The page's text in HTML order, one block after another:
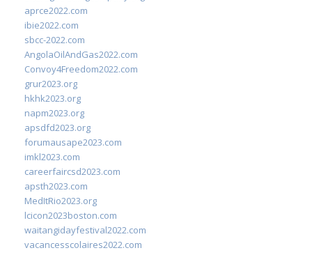
aprce2022.com
ibie2022.com
sbcc-2022.com
AngolaOilAndGas2022.com
Convoy4Freedom2022.com
grur2023.org
hkhk2023.org
napm2023.org
apsdfd2023.org
forumausape2023.com
imkl2023.com
careerfaircsd2023.com
apsth2023.com
MedItRio2023.org
lcicon2023boston.com
waitangidayfestival2022.com
vacancesscolaires2022.com